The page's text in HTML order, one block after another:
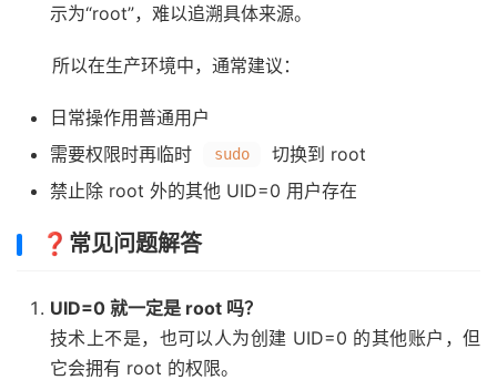
示为“root”，难以追溯具体来源。
所以在生产环境中，通常建议：
日常操作用普通用户
需要权限时再临时
sudo
切换到 root
禁止除 root 外的其他 UID=0 用户存在
❓常见问题解答
UID=0 就一定是 root 吗？
技术上不是，也可以人为创建 UID=0 的其他账户，但
它会拥有 root 的权限。